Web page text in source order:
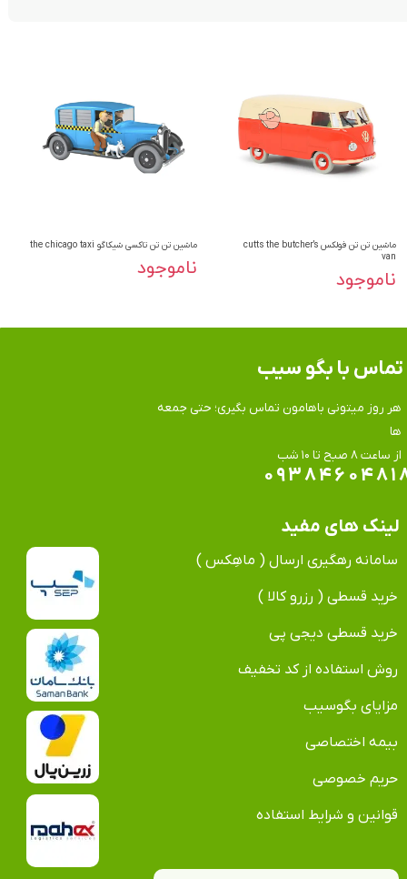
ماشین تن تن فولکس cutts the butcher’s
van
ناموجود
ماشین تن تن تاکسی شیکاگو the chicago taxi
ناموجود
هر روز میتونی باهامون تماس بگیری؛ حتی جمعه
ها
​​​​​​​از ساعت ۸ صبح تا ۱۰ شب
تماس​​​​​​​ با بگو سیب
لینک های مفید
سامانه رهگیری ارسال ( ماهِکس )
خرید قسطی ( رزرو کالا )
خرید قسطی دیجی پی
روش استفاده از کد تخفیف
مزایای بگوسیب
بیمه اختصاصی
حریم خصوصی
قوانین و شرایط استفاده